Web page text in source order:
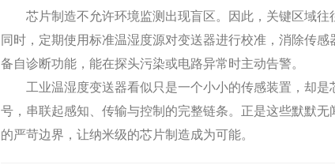
芯片制造不允许环境监测出现盲区。因此，关键区域往
同时，定期使用标准温湿度源对变送器进行校准，消除传
备自诊断功能，能在探头污染或电路异常时主动告警。
工业温湿度变送器看似只是一个小小的传感装置，却是
号，串联起感知、传输与控制的完整链条。正是这些默默
的严苛边界，让纳米级的芯片制造成为可能。